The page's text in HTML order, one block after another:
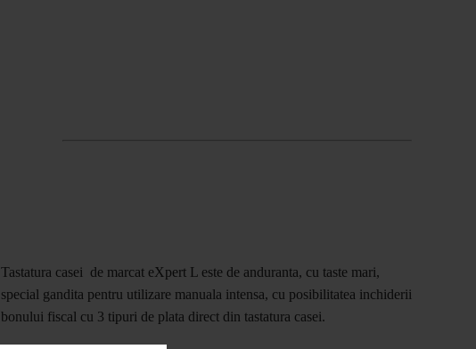
Tastatura casei de marcat eXpert L este de anduranta, cu taste mari,
special gandita pentru utilizare manuala intensa, cu posibilitatea inchiderii
bonului fiscal cu 3 tipuri de plata direct din tastatura casei.